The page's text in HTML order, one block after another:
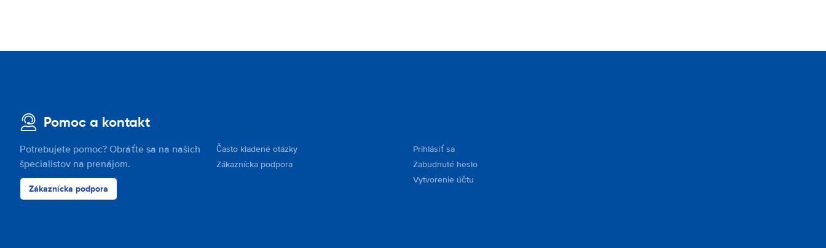
Pomoc a kontakt
Potrebujete pomoc? Obráťte sa na našich
špecialistov na prenájom.
Zákaznícka podpora
Často kladené otázky
Zákaznícka podpora
Prihlásiť sa
Zabudnuté heslo
Vytvorenie účtu